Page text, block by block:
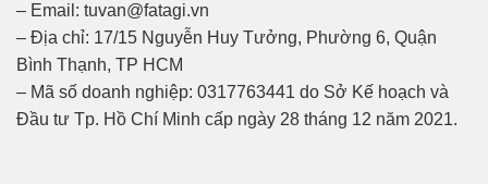
– Email: tuvan@fatagi.vn
– Địa chỉ: 17/15 Nguyễn Huy Tưởng, Phường 6, Quận
Bình Thạnh, TP HCM
– Mã số doanh nghiệp: 0317763441 do Sở Kế hoạch và
Đầu tư Tp. Hồ Chí Minh cấp ngày 28 tháng 12 năm 2021.